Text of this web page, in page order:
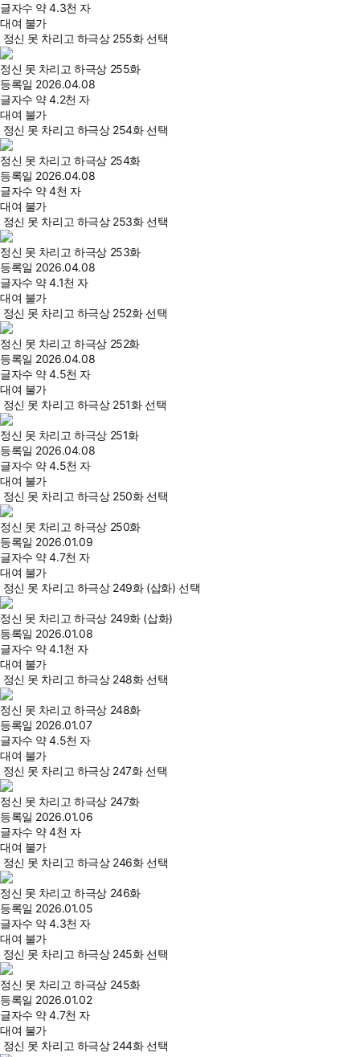
글자수 약 4.3천 자
대여 불가
정신 못 차리고 하극상 255화 선택
정신 못 차리고 하극상 255화
등록일 2026.04.08
글자수 약 4.2천 자
대여 불가
정신 못 차리고 하극상 254화 선택
정신 못 차리고 하극상 254화
등록일 2026.04.08
글자수 약 4천 자
대여 불가
정신 못 차리고 하극상 253화 선택
정신 못 차리고 하극상 253화
등록일 2026.04.08
글자수 약 4.1천 자
대여 불가
정신 못 차리고 하극상 252화 선택
정신 못 차리고 하극상 252화
등록일 2026.04.08
글자수 약 4.5천 자
대여 불가
정신 못 차리고 하극상 251화 선택
정신 못 차리고 하극상 251화
등록일 2026.04.08
글자수 약 4.5천 자
대여 불가
정신 못 차리고 하극상 250화 선택
정신 못 차리고 하극상 250화
등록일 2026.01.09
글자수 약 4.7천 자
대여 불가
정신 못 차리고 하극상 249화 (삽화) 선택
정신 못 차리고 하극상 249화 (삽화)
등록일 2026.01.08
글자수 약 4.1천 자
대여 불가
정신 못 차리고 하극상 248화 선택
정신 못 차리고 하극상 248화
등록일 2026.01.07
글자수 약 4.5천 자
대여 불가
정신 못 차리고 하극상 247화 선택
정신 못 차리고 하극상 247화
등록일 2026.01.06
글자수 약 4천 자
대여 불가
정신 못 차리고 하극상 246화 선택
정신 못 차리고 하극상 246화
등록일 2026.01.05
글자수 약 4.3천 자
대여 불가
정신 못 차리고 하극상 245화 선택
정신 못 차리고 하극상 245화
등록일 2026.01.02
글자수 약 4.7천 자
대여 불가
정신 못 차리고 하극상 244화 선택